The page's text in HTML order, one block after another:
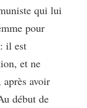
qui lui
pour
il est
et ne
après avoir
début de